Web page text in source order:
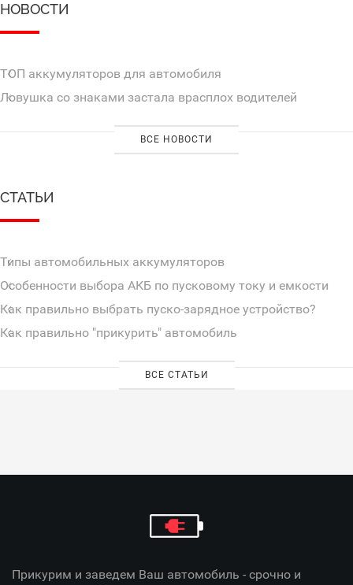
НОВОСТИ
ТОП аккумуляторов для автомобиля
Ловушка со знаками застала врасплох водителей
ВСЕ НОВОСТИ
СТАТЬИ
Типы автомобильных аккумуляторов
Особенности выбора АКБ по пусковому току и емкости
Как правильно выбрать пуско-зарядное устройство?
Как правильно "прикурить" автомобиль
ВСЕ СТАТЬИ
Прикурим и заведем Ваш автомобиль - срочно и